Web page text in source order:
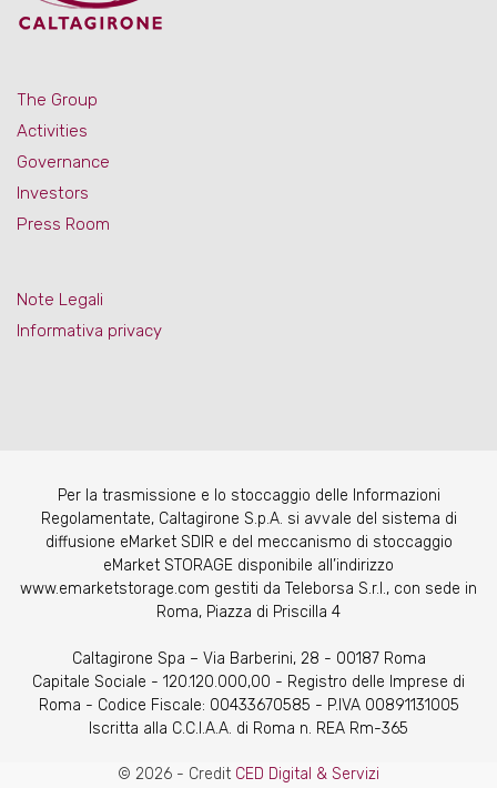
The Group
Activities
Governance
Investors
Press Room
Note Legali
Informativa privacy
Per la trasmissione e lo stoccaggio delle Informazioni
Regolamentate, Caltagirone S.p.A. si avvale del sistema di
diffusione eMarket SDIR e del meccanismo di stoccaggio
eMarket STORAGE disponibile all’indirizzo
www.emarketstorage.com gestiti da Teleborsa S.r.l., con sede in
Roma, Piazza di Priscilla 4
Caltagirone Spa – Via Barberini, 28 - 00187 Roma
Capitale Sociale - 120.120.000,00 - Registro delle Imprese di
Roma - Codice Fiscale: 00433670585 - P.IVA 00891131005
Iscritta alla C.C.I.A.A. di Roma n. REA Rm-365
© 2026 - Credit CED Digital & Servizi